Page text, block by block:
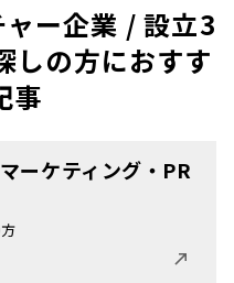
ー企業 / 設立3
しの方におすす
事
ーケティング・PR